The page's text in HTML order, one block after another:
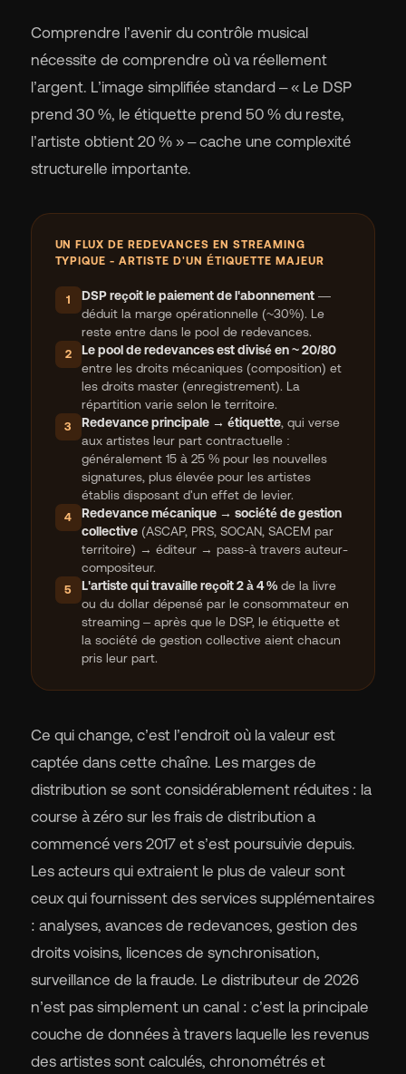
Comprendre l’avenir du contrôle musical
nécessite de comprendre où va réellement
l’argent. L’image simplifiée standard – « Le DSP
prend 30 %, le étiquette prend 50 % du reste,
l’artiste obtient 20 % » – cache une complexité
structurelle importante.
UN FLUX DE REDEVANCES EN STREAMING
TYPIQUE - ARTISTE D'UN ÉTIQUETTE MAJEUR
1 DSP reçoit le paiement de l'abonnement —
déduit la marge opérationnelle (~30%). Le
reste entre dans le pool de redevances.
2
Le pool de redevances est divisé en ~ 20/80
entre les droits mécaniques (composition) et
les droits master (enregistrement). La
répartition varie selon le territoire.
3 Redevance principale → étiquette, qui verse
aux artistes leur part contractuelle :
généralement 15 à 25 % pour les nouvelles
signatures, plus élevée pour les artistes
établis disposant d'un effet de levier.
4
Redevance mécanique → société de gestion
collective (ASCAP, PRS, SOCAN, SACEM par
territoire) → éditeur → pass-à travers auteur-
compositeur.
5 L'artiste qui travaille reçoit 2 à 4 % de la livre
ou du dollar dépensé par le consommateur en
streaming – après que le DSP, le étiquette et
la société de gestion collective aient chacun
pris leur part.
Ce qui change, c’est l’endroit où la valeur est
captée dans cette chaîne. Les marges de
distribution se sont considérablement réduites : la
course à zéro sur les frais de distribution a
commencé vers 2017 et s’est poursuivie depuis.
Les acteurs qui extraient le plus de valeur sont
ceux qui fournissent des services supplémentaires
: analyses, avances de redevances, gestion des
droits voisins, licences de synchronisation,
surveillance de la fraude. Le distributeur de 2026
n’est pas simplement un canal : c’est la principale
couche de données à travers laquelle les revenus
des artistes sont calculés, chronométrés et